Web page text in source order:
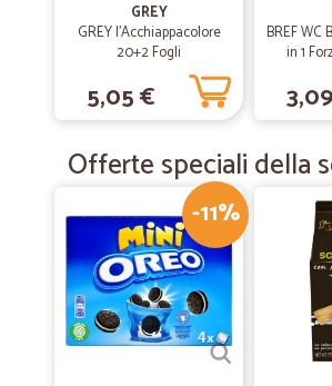
—Carmelo G.
Ottima azienda puntuale e precisa
Ottima azienda puntuale e precisa
GREY
GREY l'Acchiappacolore
20+2 Fogli
5,05 €
BREF
in 1
Offerte speciali della
-11%